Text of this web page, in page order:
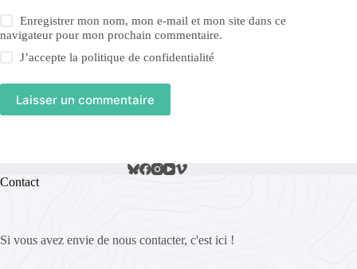
Enregistrer mon nom, mon e-mail et mon site dans ce
navigateur pour mon prochain commentaire.
J’accepte lapolitique de confidentialité
Laisser un commentaire
Contact
Si vous avez envie de nous contacter, c'est ici !